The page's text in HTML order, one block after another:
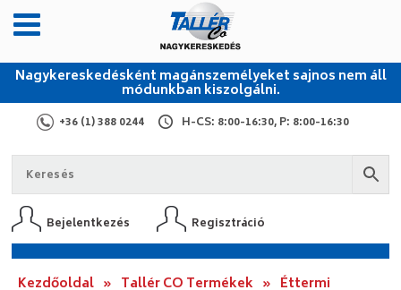
Nagykereskedésként magánszemélyeket sajnos nem áll
módunkban kiszolgálni.
+36 (1) 388 0244 H-CS: 8:00-16:30, P: 8:00-16:30
Bejelentkezés Regisztráció
Kezdőoldal » Tallér CO Termékek » Éttermi